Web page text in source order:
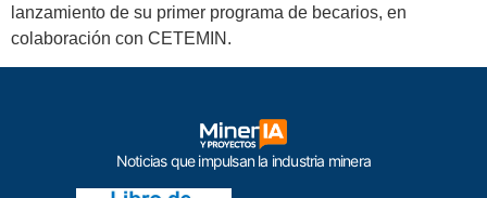
lanzamiento de su primer programa de becarios, en
colaboración con CETEMIN.
Noticias que impulsan la industria minera